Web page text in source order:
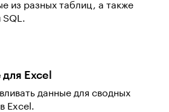
из разных таблиц, а также
SQL.
Excel
данные для сводных
Excel.